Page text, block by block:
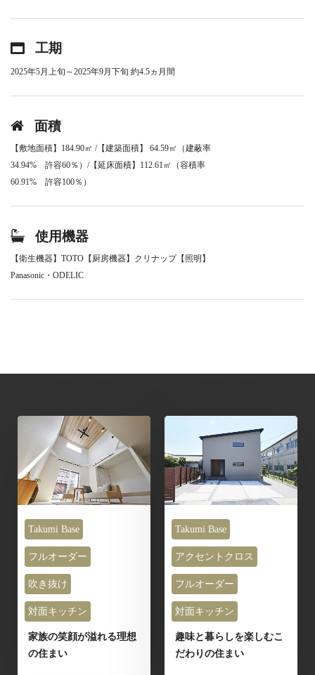
工期
2025年5月上旬～2025年9月下旬 約4.5ヵ月間
面積
【敷地面積】184.90㎡ /【建築面積】 64.59㎡（建蔽率
34.94% 許容60％）/【延床面積】112.61㎡（容積率
60.91% 許容100％）
使用機器
【衛生機器】TOTO【厨房機器】クリナップ【照明】
Panasonic・ODELIC
Takumi Base
フルオーダー
吹き抜け
対面キッチン
家族の笑顔が溢れる理想
の住まい
Takumi Base
アクセントクロス
フルオーダー
対面キッチン
趣味と暮らしを楽しむこ
だわりの住まい